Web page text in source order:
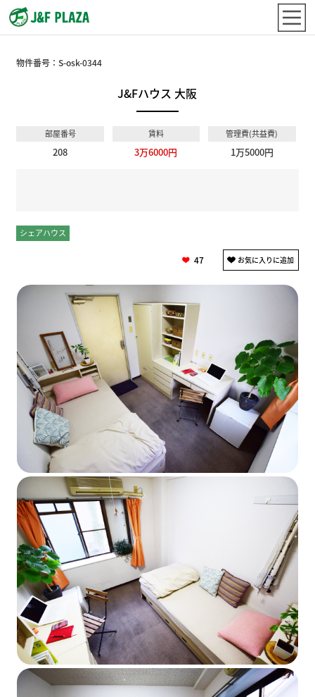
物件番号：S-osk-0344
J&Fハウス 大阪
部屋番号
208
賃料
3万6000円
管理費(共益費)
1万5000円
シェアハウス
47